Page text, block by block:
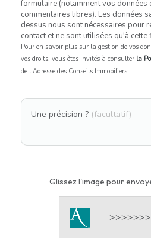
formulaire (notamment vos données
commentaires libres). Les données
dessus nous sont nécessaires pour
contact et ne sont utilisées qu'à cette
Pour en savoir plus sur la gestion de vos
vos droits, vous êtes invités à consulter la
de l'Adresse des Conseils Immobiliers.
Une précision ? (facultatif)
Glissez l'image pour